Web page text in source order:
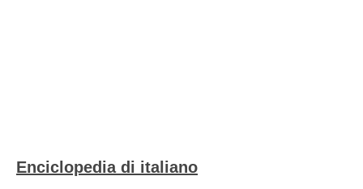
Enciclopedia di italiano